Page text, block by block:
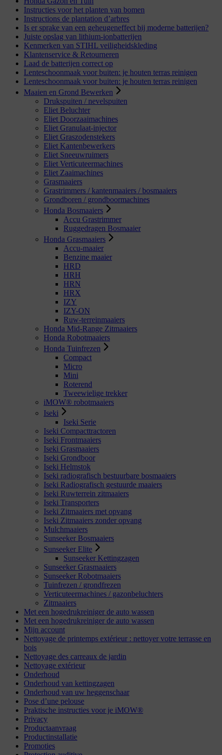
Instructies voor het planten van bomen
Instructions de plantation d’arbres
Is er sprake van een geheugeneffect bij moderne batterijen?
Juiste opslag van lithium-ionbatterijen
Kenmerken van STIHL veiligheidskleding
Klantenservice & Retourneren
Laad de batterijen correct op
Lenteschoonmaak voor buiten: je houten terras reinigen
Lenteschoonmaak voor buiten: je houten terras reinigen
Maaien en Grond Bewerken
Drukspuiten / nevelspuiten
Eliet Beluchter
Eliet Doorzaaimachines
Eliet Granulaat-injector
Eliet Graszodenstekers
Eliet Kantenbewerkers
Eliet Sneeuwruimers
Eliet Verticuteermachines
Eliet Zaaimachines
Grasmaaiers
Grastrimmers / kantenmaaiers / bosmaaiers
Grondboren / grondboormachines
Honda Bosmaaiers
Accu Grastrimmer
Ruggedragen Bosmaaier
Honda Grasmaaiers
Accu-maaier
Benzine maaier
HRD
HRH
HRN
HRX
IZY
IZY-ON
Ruw-terreinmaaiers
Honda Mid-Range Zitmaaiers
Honda Robotmaaiers
Honda Tuinfrezen
Compact
Micro
Mini
Roterend
Tweewielige trekker
iMOW® robotmaaiers
Iseki
Iseki Serie
Iseki Compacttractoren
Iseki Frontmaaiers
Iseki Grasmaaiers
Iseki Grondboor
Iseki Helmstok
Iseki radiografisch bestuurbare bosmaaiers
Iseki Radiografisch gestuurde maaiers
Iseki Ruwterrein zitmaaiers
Iseki Transporters
Iseki Zitmaaiers met opvang
Iseki Zitmaaiers zonder opvang
Mulchmaaiers
Sunseeker Bosmaaiers
Sunseeker Elite
Sunseeker Kettingzagen
Sunseeker Grasmaaiers
Sunseeker Robotmaaiers
Tuinfrezen / grondfrezen
Verticuteermachines / gazonbeluchters
Zitmaaiers
Met een hogedrukreiniger de auto wassen
Met een hogedrukreiniger de auto wassen
Mijn account
Nettoyage de printemps extérieur : nettoyer votre terrasse en
bois
Nettoyage des carreaux de jardin
Nettoyage extérieur
Onderhoud
Onderhoud van kettingzagen
Onderhoud van uw heggenschaar
Pose d’une pelouse
Praktische instructies voor je iMOW®
Privacy
Productaanvraag
Productinstallatie
Promoties